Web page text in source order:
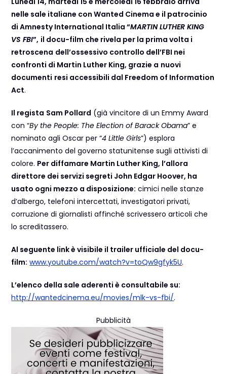
nelle sale italiane con Wanted Cinema e il patrocinio
di Amnesty International Italia “MARTIN LUTHER KING
VS FBI”, il docu-film che rivela per la prima volta i
retroscena dell’ossessivo controllo dell’FBI nei
confronti di Martin Luther King, grazie a nuovi
documenti resi accessibili dal Freedom of Information
Act.
Il regista Sam Pollard (già vincitore di un Emmy Award
con “By the People: The Election of Barack Obama” e
nominato agli Oscar per “4 Little Girls”) esplora
l’accanimento del governo statunitense sugli attivisti di
colore. Per diffamare Martin Luther King, l’allora
direttore dei servizi segreti John Edgar Hoover, ha
usato ogni mezzo a disposizione: cimici nelle stanze
d’albergo, telefoni intercettati, investigatori privati,
corruzione di giornalisti affinché scrivessero articoli che
lo screditassero.
Al seguente link è visibile il trailer ufficiale del docu-
film: www.youtube.com/watch?v=toQw9gfyk5U.
L’elenco della sale aderenti è consultabile su:
http://wantedcinema.eu/movies/mlk-vs-fbi/.
Pubblicità